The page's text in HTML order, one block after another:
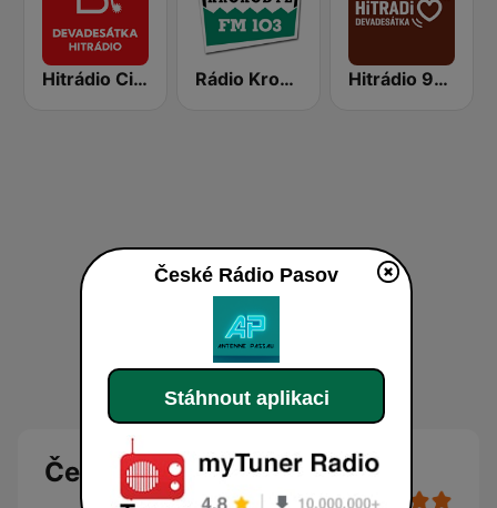
Hitrádio City Devadesátka Rádio Krokodýl FM Hitrádio 90tka
České Rádio Pasov online
České Rádio Pasov
Stáhnout aplikaci